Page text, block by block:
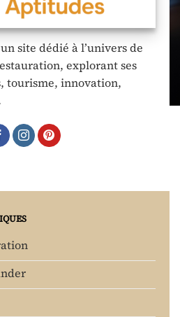
site dédié à l’univers de
explorant ses
tourisme, innovation,